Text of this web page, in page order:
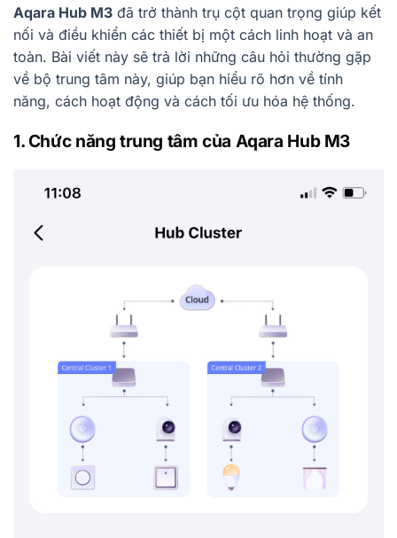
Aqara Hub M3 đã trở thành trụ cột quan trọng giúp kết
nối và điều khiển các thiết bị một cách linh hoạt và an
toàn. Bài viết này sẽ trả lời những câu hỏi thường gặp
về bộ trung tâm này, giúp bạn hiểu rõ hơn về tính
năng, cách hoạt động và cách tối ưu hóa hệ thống.
1. Chức năng trung tâm của Aqara Hub M3